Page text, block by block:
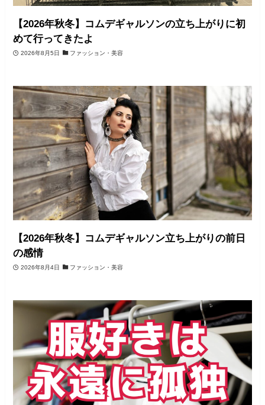
【2026年秋冬】コムデギャルソンの立ち上がりに初
めて行ってきたよ
2026年8月5日 ファッション・美容
【2026年秋冬】コムデギャルソン立ち上がりの前日
の感情
2026年8月4日 ファッション・美容